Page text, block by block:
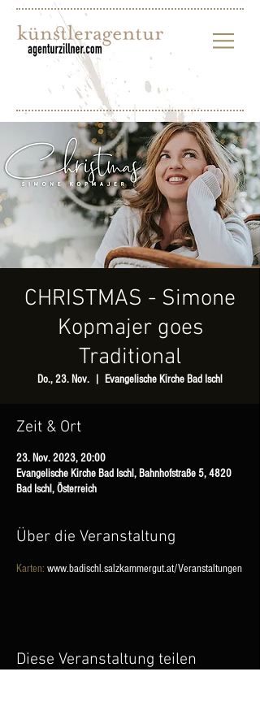
CHRISTMAS - Simone
Kopmajer goes
Traditional
Do., 23. Nov. Evangelische Kirche Bad Ischl
Zeit & Ort
23. Nov. 2023, 20:00
Evangelische Kirche Bad Ischl, Bahnhofstraße 5, 4820
Bad Ischl, Österreich
Über die Veranstaltung
Karten: www.badischl.salzkammergut.at/Veranstaltungen
Diese Veranstaltung teilen